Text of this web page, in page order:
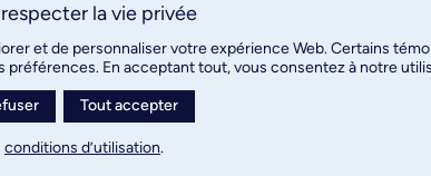
la vie privée
et de personnaliser votre expérience Web. Certains
préférences. En acceptant tout, vous consentez à notre
Tout accepter
conditions d’utilisation.